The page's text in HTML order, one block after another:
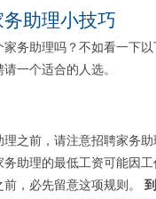
助理小技巧
务助理吗？不如看一下以
一个适合的人选。
之前，请注意招聘家务
助理的最低工资可能因
，必先留意这项规则。 到